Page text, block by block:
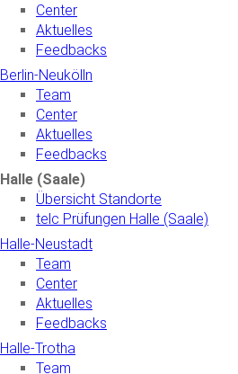
Center
Aktuelles
Feedbacks
Berlin-Neukölln
Team
Center
Aktuelles
Feedbacks
Halle (Saale)
Übersicht Standorte
telc Prüfungen Halle (Saale)
Halle-Neustadt
Team
Center
Aktuelles
Feedbacks
Halle-Trotha
Team